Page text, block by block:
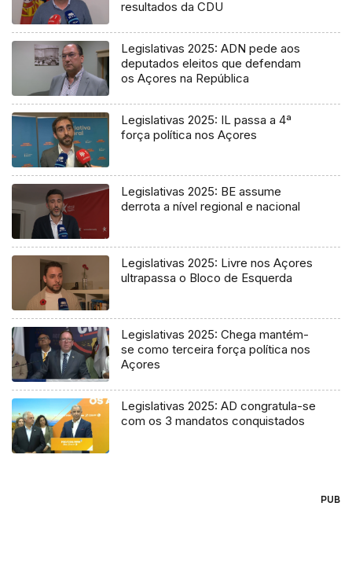
resultados da CDU
Legislativas 2025: ADN pede aos
deputados eleitos que defendam
os Açores na República
Legislativas 2025: IL passa a 4ª
força política nos Açores
Legislativas 2025: BE assume
derrota a nível regional e nacional
Legislativas 2025: Livre nos Açores
ultrapassa o Bloco de Esquerda
Legislativas 2025: Chega mantém-
se como terceira força política nos
Açores
Legislativas 2025: AD congratula-se
com os 3 mandatos conquistados
PUB